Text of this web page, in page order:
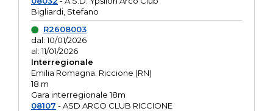
Bigliardi, Stefano
R2608003
dal: 10/01/2026
al: 11/01/2026
Interregionale
Emilia Romagna: Riccione (RN)
18 m
Gara interregionale 18m
08107 - ASD ARCO CLUB RICCIONE